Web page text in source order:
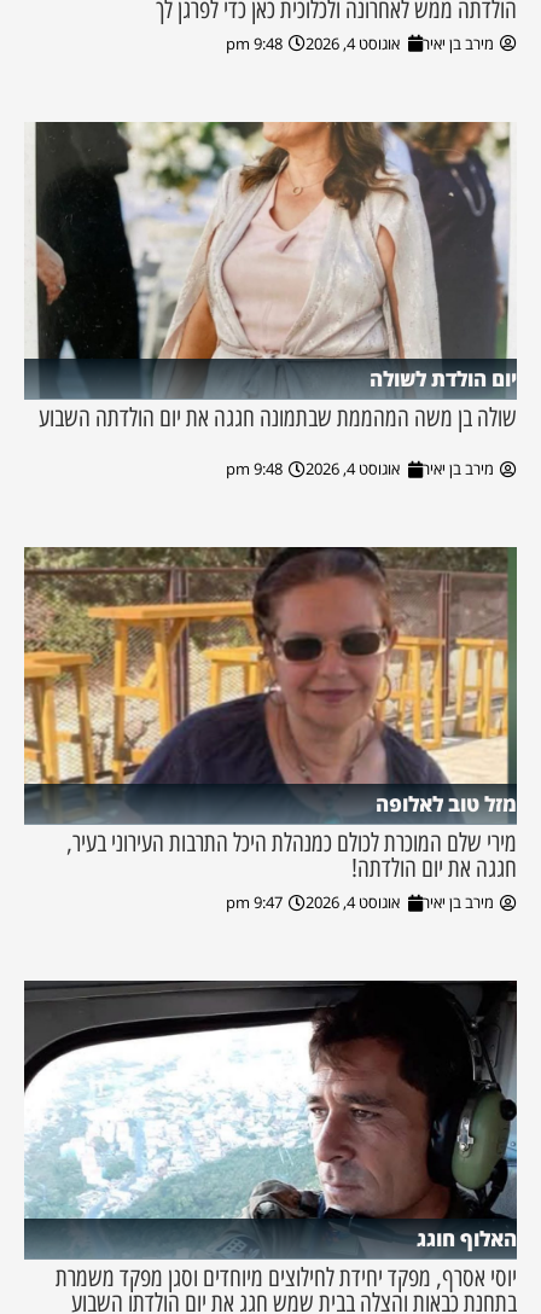
הולדתה ממש לאחרונה ולכלוכית כאן כדי לפרגן לך
מירב בן יאיר אוגוסט 4, 2026 9:48 pm
יום הולדת לשולה
שולה בן משה המהממת שבתמונה חגגה את יום הולדתה השבוע
מירב בן יאיר אוגוסט 4, 2026 9:48 pm
מזל טוב לאלופה
מירי שלם המוכרת לכולם כמנהלת היכל התרבות העירוני בעיר,
חגגה את יום הולדתה!
מירב בן יאיר אוגוסט 4, 2026 9:47 pm
האלוף חוגג
יוסי אסרף, מפקד יחידת לחילוצים מיוחדים וסגן מפקד משמרת
בתחנת כבאות והצלה בבית שמש חגג את יום הולדתו השבוע